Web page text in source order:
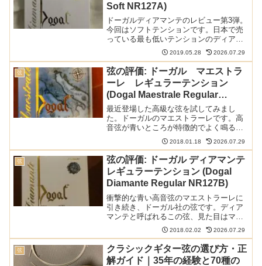
Soft NR127A)
ドーガルディアマンテのレビュー第3弾。
今回はソフトテンションです。日本で売
っている最も低いテンションのディアマ
ンテですが、エクストラソフトとはかな
り違うのでしょうか？以下の記事で本ブ
ログの弦のレビュー/感想/情報記事をまと
めています:ディア...
2019.05.28 2026.07.29
弦
弦の評価: ドーガル マエストラ
ーレ レギュラーテンション
(Dogal Maestrale Regular
NR168B)
最近登場した高級な弦を試してみまし
た。ドーガルのマエストラーレです。高
音弦が青いところが特徴的でよく鳴る弦
だそうですが。。。結論としてはとにか
く個性的な弦でした。以下の記事で本ブ
ログの弦のレビュー/感想/情報記事をまと
めています：美しいパッ...
2018.01.18 2026.07.29
弦
弦の評価: ドーガル ディアマンテ
レギュラーテンション (Dogal
Diamante Regular NR127B)
衝撃的な青い高音弦のマエストラーレに
引き続き、ドーガル社の弦です。ディア
マンテと呼ばれるこの弦、見た目はマエ
ストラーレと違って普通です。以下の記
事で本ブログの弦のレビュー/感想/情報記
事をまとめています高音弦がカーボン入
りナイロン、低音弦が...
2018.02.02 2026.07.29
弦
クラシックギター弦の選び方・正
解ガイド｜35年の経験と70種の